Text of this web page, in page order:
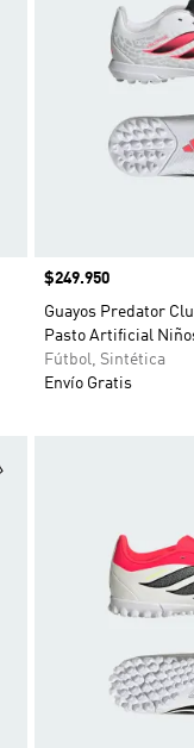
Precio
$249.950
Guayos Predator
Pasto Artificial
Fútbol, Sintética
Envío Gratis